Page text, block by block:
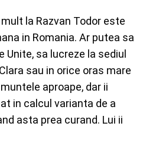
la Razvan Todor este
in Romania. Ar putea sa
Unite, sa lucreze la sediul
sau in orice oras mare
aproape, dar ii
in calcul varianta de a
asta prea curand. Lui ii